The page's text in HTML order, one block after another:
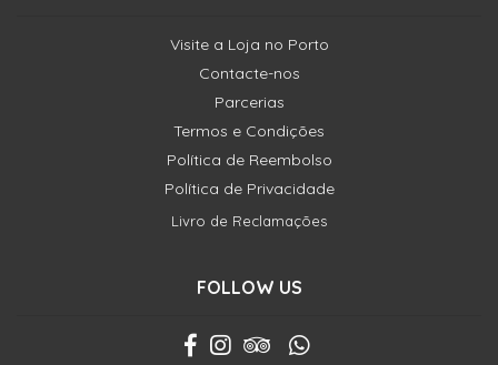
Visite a Loja no Porto
Contacte-nos
Parcerias
Termos e Condições
Política de Reembolso
Política de Privacidade
Livro de Reclamações
FOLLOW US